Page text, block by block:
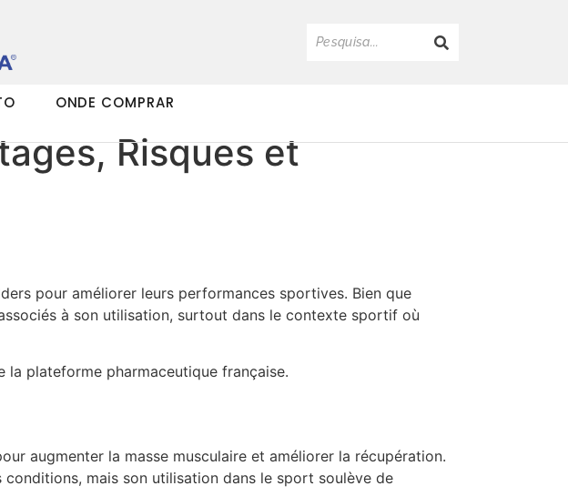
ONDE COMPRAR
Risques et
pour améliorer leurs performances sportives. Bien que
à son utilisation, surtout dans le contexte sportif où
plateforme pharmaceutique française.
augmenter la masse musculaire et améliorer la récupération.
mais son utilisation dans le sport soulève de